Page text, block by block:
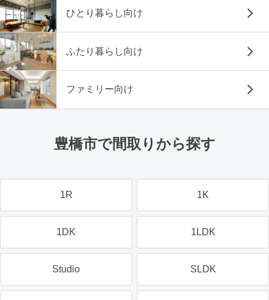
ひとり暮らし向け
ふたり暮らし向け
ファミリー向け
豊橋市で間取りから探す
1R 1K
1DK 1LDK
Studio SLDK